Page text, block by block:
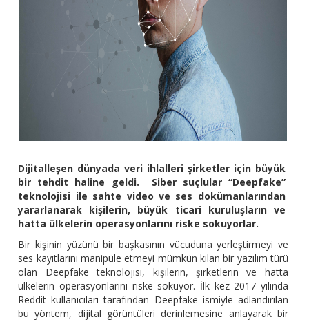
Dijitalleşen dünyada veri ihlalleri şirketler için büyük
bir tehdit haline geldi. Siber suçlular “Deepfake”
teknolojisi ile sahte video ve ses dokümanlarından
yararlanarak kişilerin, büyük ticari kuruluşların ve
hatta ülkelerin operasyonlarını riske sokuyorlar.
Bir kişinin yüzünü bir başkasının vücuduna yerleştirmeyi ve
ses kayıtlarını manipüle etmeyi mümkün kılan bir yazılım türü
olan Deepfake teknolojisi, kişilerin, şirketlerin ve hatta
ülkelerin operasyonlarını riske sokuyor. İlk kez 2017 yılında
Reddit kullanıcıları tarafından Deepfake ismiyle adlandırılan
bu yöntem, dijital görüntüleri derinlemesine anlayarak bir